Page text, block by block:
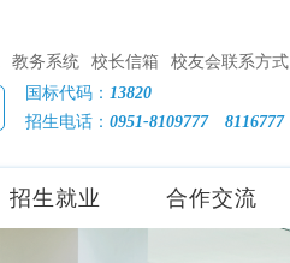
教务系统 校长信箱 校友会联系方式
国标代码： 13820
招生电话： 0951-8109777 8116777
招生就业 合作交流